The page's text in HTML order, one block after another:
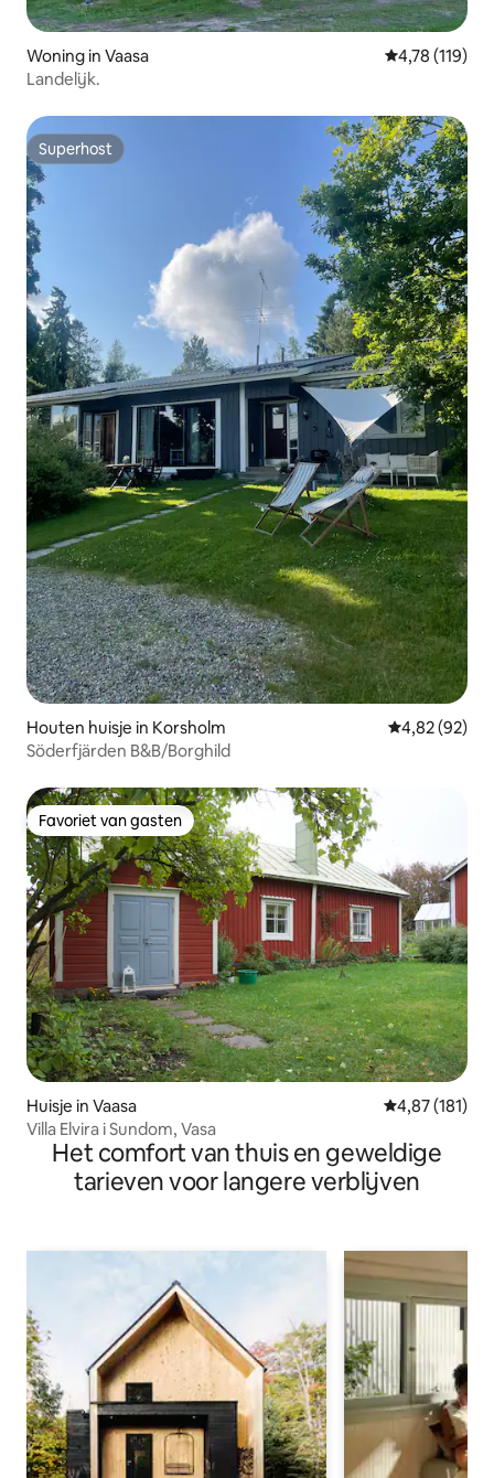
Woning in Vaasa Gemiddelde
4,78 (119)
Landelijk.
Superhost
Superhost
Houten huisje in Korsholm Gemiddelde
4,82 (92)
Söderfjärden B&B/Borghild
Favoriet van gasten
Favoriet van gasten
Huisje in Vaasa Gemiddelde
4,87 (181)
Villa Elvira i Sundom, Vasa
Het comfort van thuis en geweldige
tarieven voor langere verblijven